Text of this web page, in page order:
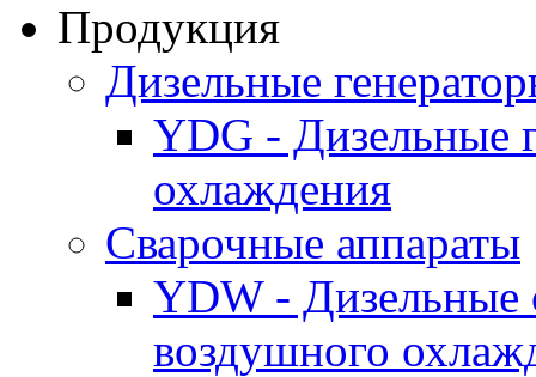
Продукция
Дизельные
YDG - Дизельные
охлаждения
Cварочные аппараты
YDW - Дизельные
воздушного